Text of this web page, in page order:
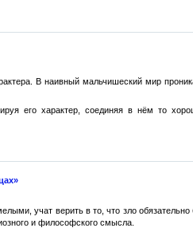
В наивный мальчишеский мир
его характер, соединяя в нём то
учат верить в то, что зло
и философского смысла.